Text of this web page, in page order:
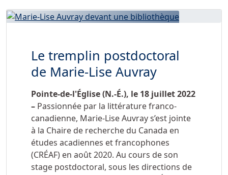
Le tremplin postdoctoral
de Marie-Lise Auvray
Pointe-de-l'Église (N.-É.), le 18 juillet 2022
– Passionnée par la littérature franco-
canadienne, Marie-Lise Auvray s’est jointe
à la Chaire de recherche du Canada en
études acadiennes et francophones
(CRÉAF) en août 2020. Au cours de son
stage postdoctoral, sous les directions de